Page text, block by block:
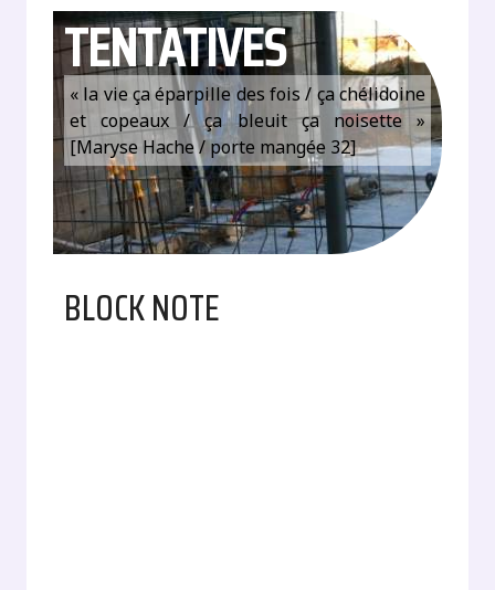
TENTATIVES
« la vie ça éparpille des fois / ça chélidoine
et copeaux / ça bleuit ça noisette »
[Maryse Hache / porte mangée 32]
BLOCK NOTE